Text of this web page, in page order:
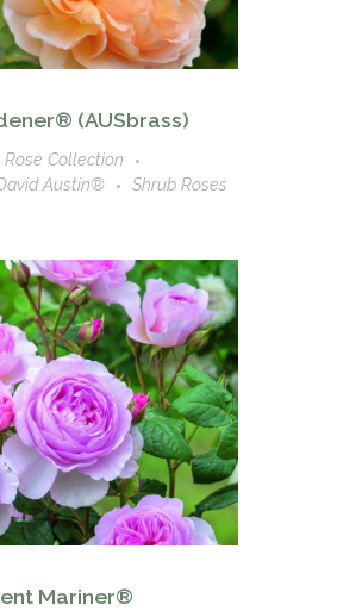
(AUSbrass)
Rose Collection
Austin®
Shrub Roses
Mariner®